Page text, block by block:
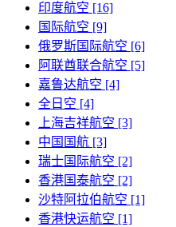
印度航空 [16]
国际航空 [9]
俄罗斯国际航空 [6]
阿联酋联合航空 [5]
嘉鲁达航空 [4]
全日空 [4]
上海吉祥航空 [3]
中国国航 [3]
瑞士国际航空 [2]
香港国泰航空 [2]
沙特阿拉伯航空 [1]
香港快运航空 [1]